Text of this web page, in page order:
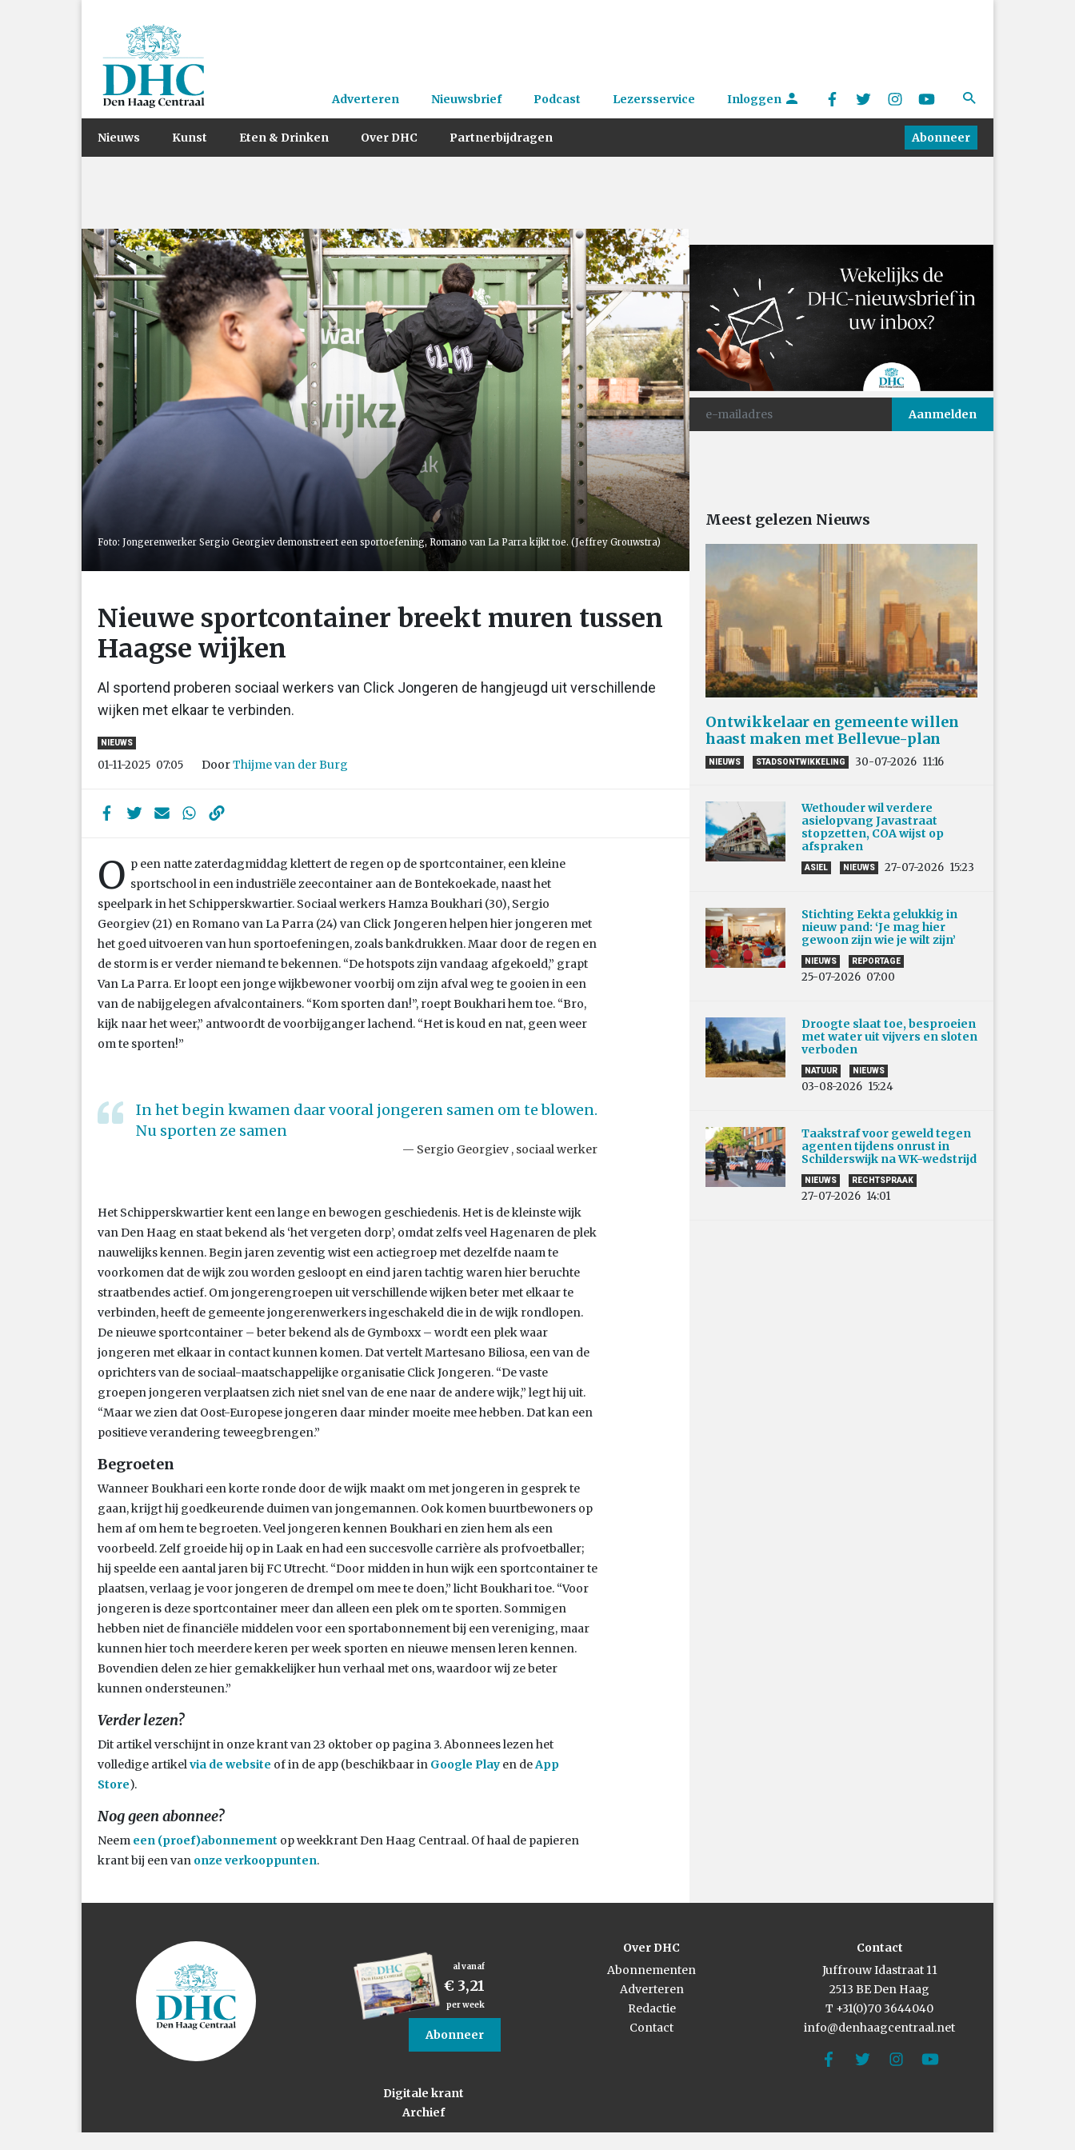
Adverteren Nieuwsbrief Podcast Lezersservice Inloggen
Nieuws Kunst Eten & Drinken Over DHC Partnerbijdragen Abonneer
Foto: Jongerenwerker Sergio Georgiev demonstreert een sportoefening, Romano van La Parra kijkt toe. (Jeffrey Grouwstra)
Nieuwe sportcontainer breekt muren tussen
Haagse wijken
Al sportend proberen sociaal werkers van Click Jongeren de hangjeugd uit verschillende
wijken met elkaar te verbinden.
NIEUWS
01-11-2025 07:05 DoorThijme van der Burg
O p een natte zaterdagmiddag klettert de regen op de sportcontainer, een kleine
sportschool in een industriële zeecontainer aan de Bontekoekade, naast het
speelpark in het Schipperskwartier. Sociaal werkers Hamza Boukhari (30), Sergio
Georgiev (21) en Romano van La Parra (24) van Click Jongeren helpen hier jongeren met
het goed uitvoeren van hun sportoefeningen, zoals bankdrukken. Maar door de regen en
de storm is er verder niemand te bekennen. “De hotspots zijn vandaag afgekoeld,” grapt
Van La Parra. Er loopt een jonge wijkbewoner voorbij om zijn afval weg te gooien in een
van de nabijgelegen afvalcontainers. “Kom sporten dan!”, roept Boukhari hem toe. “Bro,
kijk naar het weer,” antwoordt de voorbijganger lachend. “Het is koud en nat, geen weer
om te sporten!”
In het begin kwamen daar vooral jongeren samen om te blowen.
Nu sporten ze samen
Sergio Georgiev , sociaal werker
Het Schipperskwartier kent een lange en bewogen geschiedenis. Het is de kleinste wijk
van Den Haag en staat bekend als ‘het vergeten dorp’, omdat zelfs veel Hagenaren de plek
nauwelijks kennen. Begin jaren zeventig wist een actiegroep met dezelfde naam te
voorkomen dat de wijk zou worden gesloopt en eind jaren tachtig waren hier beruchte
straatbendes actief. Om jongerengroepen uit verschillende wijken beter met elkaar te
verbinden, heeft de gemeente jongerenwerkers ingeschakeld die in de wijk rondlopen.
De nieuwe sportcontainer – beter bekend als de Gymboxx – wordt een plek waar
jongeren met elkaar in contact kunnen komen. Dat vertelt Martesano Biliosa, een van de
oprichters van de sociaal-maatschappelijke organisatie Click Jongeren. “De vaste
groepen jongeren verplaatsen zich niet snel van de ene naar de andere wijk,” legt hij uit.
“Maar we zien dat Oost-Europese jongeren daar minder moeite mee hebben. Dat kan een
positieve verandering teweegbrengen.”
Begroeten
Wanneer Boukhari een korte ronde door de wijk maakt om met jongeren in gesprek te
gaan, krijgt hij goedkeurende duimen van jongemannen. Ook komen buurtbewoners op
hem af om hem te begroeten. Veel jongeren kennen Boukhari en zien hem als een
voorbeeld. Zelf groeide hij op in Laak en had een succesvolle carrière als profvoetballer;
hij speelde een aantal jaren bij FC Utrecht. “Door midden in hun wijk een sportcontainer te
plaatsen, verlaag je voor jongeren de drempel om mee te doen,” licht Boukhari toe. “Voor
jongeren is deze sportcontainer meer dan alleen een plek om te sporten. Sommigen
hebben niet de financiële middelen voor een sportabonnement bij een vereniging, maar
kunnen hier toch meerdere keren per week sporten en nieuwe mensen leren kennen.
Bovendien delen ze hier gemakkelijker hun verhaal met ons, waardoor wij ze beter
kunnen ondersteunen.”
Verder lezen?
Dit artikel verschijnt in onze krant van 23 oktober op pagina 3. Abonnees lezen het
volledige artikel via de website of in de app (beschikbaar in Google Play en deApp
Store).
Nog geen abonnee?
Neem een (proef)abonnement op weekkrant Den Haag Centraal. Of haal de papieren
krant bij een van onze verkooppunten.
Meest gelezen Nieuws
Ontwikkelaar en gemeente willen
haast maken met Bellevue-plan
NIEUWS STADSONTWIKKELING 30-07-2026 11:16
Wethouder wil verdere
asielopvang Javastraat
stopzetten, COA wijst op
afspraken
ASIEL NIEUWS 27-07-2026 15:23
Stichting Eekta gelukkig in
nieuw pand: ‘Je mag hier
gewoon zijn wie je wilt zijn’
NIEUWS REPORTAGE
25-07-2026 07:00
Droogte slaat toe, besproeien
met water uit vijvers en sloten
verboden
NATUUR NIEUWS
03-08-2026 15:24
Taakstraf voor geweld tegen
agenten tijdens onrust in
Schilderswijk na WK-wedstrijd
NIEUWS RECHTSPRAAK
27-07-2026 14:01
al vanaf
€ 3,21
per week
Abonneer
Digitale krant
Archief
Over DHC
Abonnementen
Adverteren
Redactie
Contact
Contact
Juffrouw Idastraat 11
2513 BE Den Haag
T +31(0)70 3644040
info@denhaagcentraal.net